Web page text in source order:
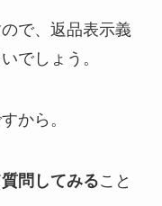
で、返品表示義
でしょう。
から。
問してみること